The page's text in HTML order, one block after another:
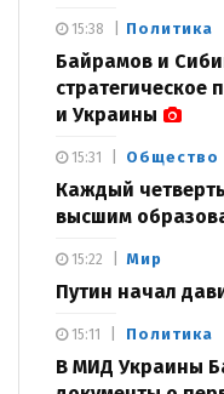
Политика
Байрамов и
стратегическое
и Украины
15:38
Общество
Каждый
высшим
15:31
Мир
Путин начал
15:22
Политика
В МИД Украины
15:11